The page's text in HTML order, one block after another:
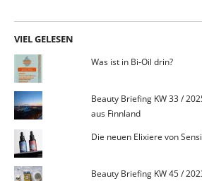
VIEL GELESEN
Was ist in Bi-Oil drin?
Beauty Briefing KW 33 /
aus Finnland
Die neuen Elixiere von
Beauty Briefing KW 45 /